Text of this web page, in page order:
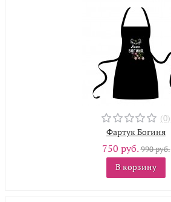
(0)
Фартук Богиня
750 руб.990 руб.
В корзину